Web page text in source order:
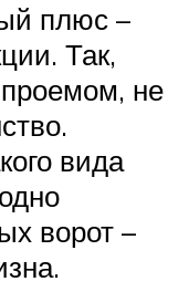
плюс –
Так,
не
вида
ворот –